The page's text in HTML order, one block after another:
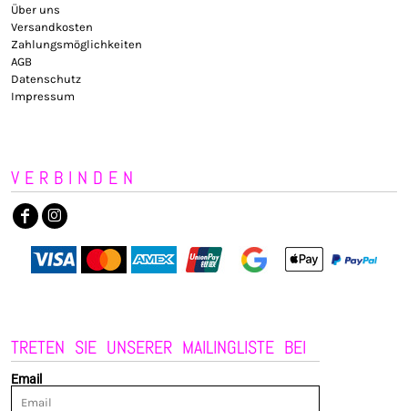
Über uns
Versandkosten
Zahlungsmöglichkeiten
AGB
Datenschutz
Impressum
VERBINDEN
TRETEN SIE UNSERER MAILINGLISTE BEI
Email